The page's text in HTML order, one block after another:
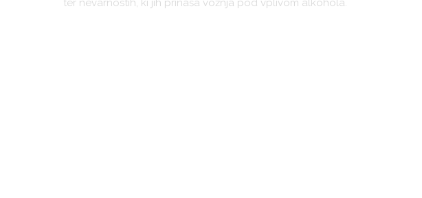
ter nevarnostih, ki jih prinaša vožnja pod vplivom alkohola.